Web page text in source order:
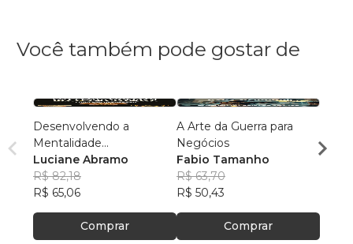
Você também pode gostar de
Desenvolvendo a
Mentalidade
Empreendedora
Luciane Abramo
R$ 82,18
R$ 65,06
Comprar
A Arte da Guerra para
Negócios
Fabio Tamanho
R$ 63,70
R$ 50,43
Comprar
R$